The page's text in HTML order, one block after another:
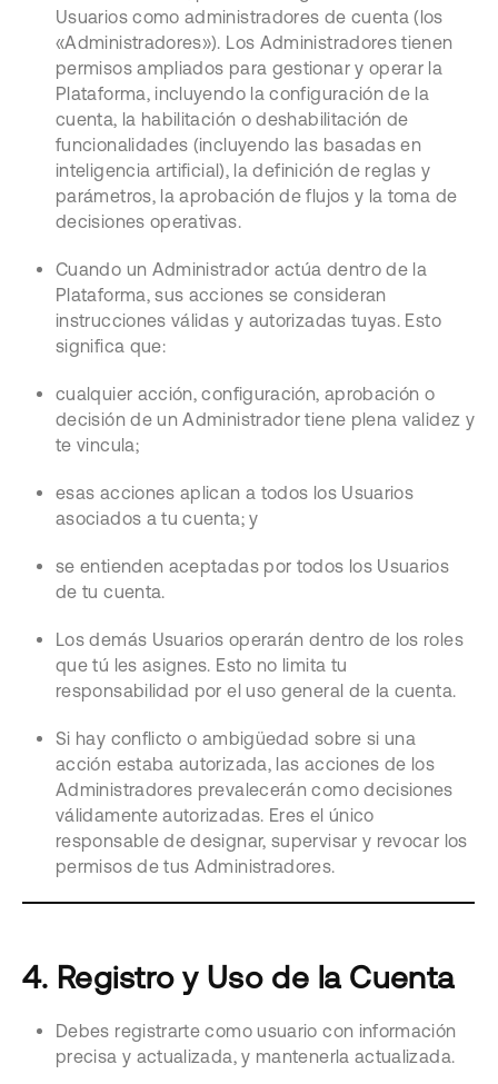
Usuarios como administradores de cuenta (los
«Administradores»). Los Administradores tienen
permisos ampliados para gestionar y operar la
Plataforma, incluyendo la configuración de la
cuenta, la habilitación o deshabilitación de
funcionalidades (incluyendo las basadas en
inteligencia artificial), la definición de reglas y
parámetros, la aprobación de flujos y la toma de
decisiones operativas.
Cuando un Administrador actúa dentro de la
Plataforma, sus acciones se consideran
instrucciones válidas y autorizadas tuyas. Esto
significa que:
cualquier acción, configuración, aprobación o
decisión de un Administrador tiene plena validez y
te vincula;
esas acciones aplican a todos los Usuarios
asociados a tu cuenta; y
se entienden aceptadas por todos los Usuarios
de tu cuenta.
Los demás Usuarios operarán dentro de los roles
que tú les asignes. Esto no limita tu
responsabilidad por el uso general de la cuenta.
Si hay conflicto o ambigüedad sobre si una
acción estaba autorizada, las acciones de los
Administradores prevalecerán como decisiones
válidamente autorizadas. Eres el único
responsable de designar, supervisar y revocar los
permisos de tus Administradores.
4. Registro y Uso de la Cuenta
Debes registrarte como usuario con información
precisa y actualizada, y mantenerla actualizada.